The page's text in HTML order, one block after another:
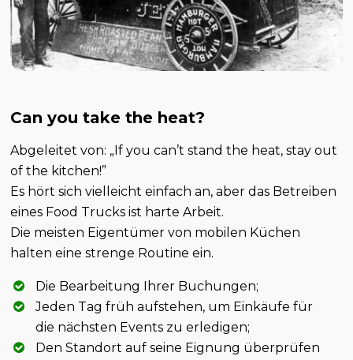
Can you take the heat?
Abgeleitet von: „If you can’t stand the heat, stay out
of the kitchen!”
Es hört sich vielleicht einfach an, aber das Betreiben
eines Food Trucks ist harte Arbeit.
Die meisten Eigentümer von mobilen Küchen
halten eine strenge Routine ein.
Die Bearbeitung Ihrer Buchungen;
Jeden Tag früh aufstehen, um Einkäufe für
die nächsten Events zu erledigen;
Den Standort auf seine Eignung überprüfen